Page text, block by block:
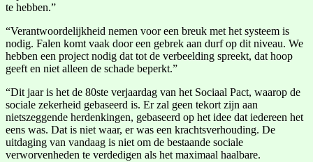
te hebben.”
“Verantwoordelijkheid nemen voor een breuk met het systeem is
nodig. Falen komt vaak door een gebrek aan durf op dit niveau. We
hebben een project nodig dat tot de verbeelding spreekt, dat hoop
geeft en niet alleen de schade beperkt.”
“Dit jaar is het de 80ste verjaardag van het Sociaal Pact, waarop de
sociale zekerheid gebaseerd is. Er zal geen tekort zijn aan
nietszeggende herdenkingen, gebaseerd op het idee dat iedereen het
eens was. Dat is niet waar, er was een krachtsverhouding. De
uitdaging van vandaag is niet om de bestaande sociale
verworvenheden te verdedigen als het maximaal haalbare.